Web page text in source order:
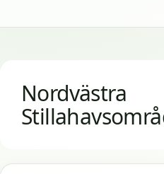
Nordvästra